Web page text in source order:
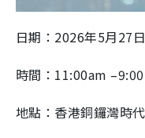
日期：2026年5月27
時間：11:00am
地點：香港銅鑼灣時